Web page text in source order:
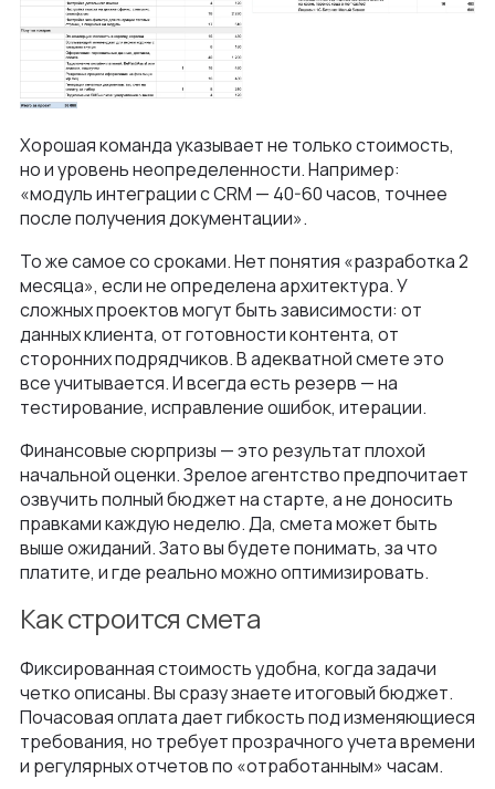
Хорошая команда указывает не только стоимость,
но и уровень неопределенности. Например:
«модуль интеграции с CRM — 40-60 часов, точнее
после получения документации».
То же самое со сроками. Нет понятия «разработка 2
месяца», если не определена архитектура. У
сложных проектов могут быть зависимости: от
данных клиента, от готовности контента, от
сторонних подрядчиков. В адекватной смете это
все учитывается. И всегда есть резерв — на
тестирование, исправление ошибок, итерации.
Финансовые сюрпризы — это результат плохой
начальной оценки. Зрелое агентство предпочитает
озвучить полный бюджет на старте, а не доносить
правками каждую неделю. Да, смета может быть
выше ожиданий. Зато вы будете понимать, за что
платите, и где реально можно оптимизировать.
Как строится смета
Фиксированная стоимость удобна, когда задачи
четко описаны. Вы сразу знаете итоговый бюджет.
Почасовая оплата дает гибкость под изменяющиеся
требования, но требует прозрачного учета времени
и регулярных отчетов по «отработанным» часам.